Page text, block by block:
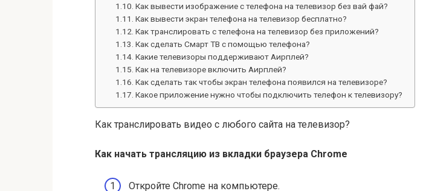
Как вывести изображение с телефона на телевизор без вай фай?
Как вывести экран телефона на телевизор бесплатно?
Как транслировать с телефона на телевизор без приложений?
Как сделать Смарт ТВ с помощью телефона?
Какие телевизоры поддерживают Аирплей?
Как на телевизоре включить Аирплей?
Как сделать так чтобы экран телефона появился на телевизоре?
Какое приложение нужно чтобы подключить телефон к телевизору?
Как транслировать видео с любого сайта на телевизор?
Как начать трансляцию из вкладки браузера Chrome
Откройте Chrome на компьютере.